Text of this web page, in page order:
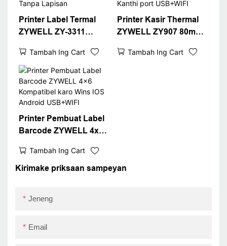
Printer Label Termal
ZYWELL ZY-3311
Tambah Ing Cart
Printer Kasir Thermal
ZYWELL ZY907 80mm
Tambah Ing Cart
Printer Pembuat Label
Barcode ZYWELL 4x6
IOS Android USB+WIFI
Tambah Ing Cart
Kirimake priksaan sampeyan
Jeneng
Email